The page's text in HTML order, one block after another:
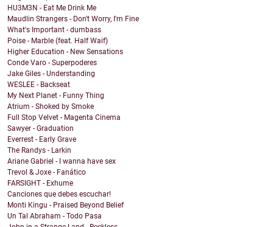
HU3M3N - Eat Me Drink Me
Maudlin Strangers - Don't Worry, I'm Fine
What's Important - dumbass
Poise - Marble (feat. Half Waif)
Higher Education - New Sensations
Conde Varo - Superpoderes
Jake Giles - Understanding
WESLEE - Backseat
My Next Planet - Funny Thing
Atrium - Shoked by Smoke
Full Stop Velvet - Magenta Cinema
Sawyer - Graduation
Everrest - Early Grave
The Randys - Larkin
Ariane Gabriel - I wanna have sex
Trevol & Joxe - Fanático
FARSIGHT - Exhume
Canciones que debes escuchar!
Monti Kingu - Praised Beyond Belief
Un Tal Abraham - Todo Pasa